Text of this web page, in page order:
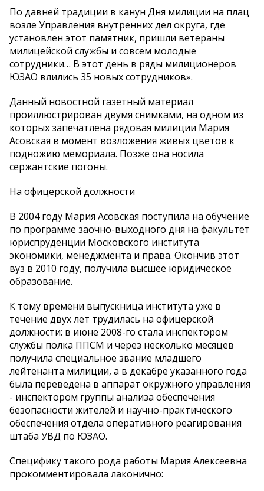
По давней традиции в канун Дня милиции на плац
возле Управления внутренних дел округа, где
установлен этот памятник, пришли ветераны
милицейской службы и совсем молодые
сотрудники… В этот день в ряды милиционеров
ЮЗАО влились 35 новых сотрудников».
Данный новостной газетный материал
проиллюстрирован двумя снимками, на одном из
которых запечатлена рядовая милиции Мария
Асовская в момент возложения живых цветов к
подножию мемориала. Позже она носила
сержантские погоны.
На офицерской должности
В 2004 году Мария Асовская поступила на обучение
по программе заочно-выходного дня на факультет
юриспруденции Московского института
экономики, менеджмента и права. Окончив этот
вуз в 2010 году, получила высшее юридическое
образование.
К тому времени выпускница института уже в
течение двух лет трудилась на офицерской
должности: в июне 2008-го стала инспектором
службы полка ППСМ и через несколько месяцев
получила специальное звание младшего
лейтенанта милиции, а в декабре указанного года
была переведена в аппарат окружного управления
- инспектором группы анализа обеспечения
безопасности жителей и научно-практического
обеспечения отдела оперативного реагирования
штаба УВД по ЮЗАО.
Специфику такого рода работы Мария Алексеевна
прокомментировала лаконично: